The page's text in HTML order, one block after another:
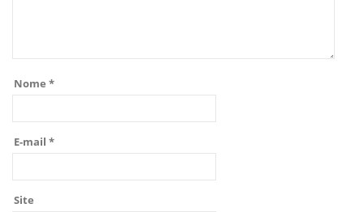
Nome *
E-mail *
Site